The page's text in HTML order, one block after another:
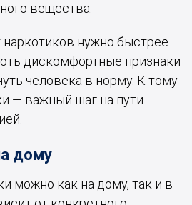
вещества.
нужно быстрее.
дискомфортные признаки
человека в норму. К тому
— важный шаг на пути
дому
можно как на дому, так и в